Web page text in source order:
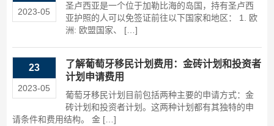
2023-05
圣卢西亚是一个位于加勒比海的岛国，持有圣卢西
亚护照的人可以免签证前往以下国家和地区： 1. 欧
洲: 欧盟国家、 […]
23
2023-05
了解葡萄牙移民计划费用：金砖计划和投资者
计划申请费用
葡萄牙移民计划目前包括两种主要的申请方式：金
砖计划和投资者计划。这两种计划都有其独特的申
请条件和费用结构。 金 […]